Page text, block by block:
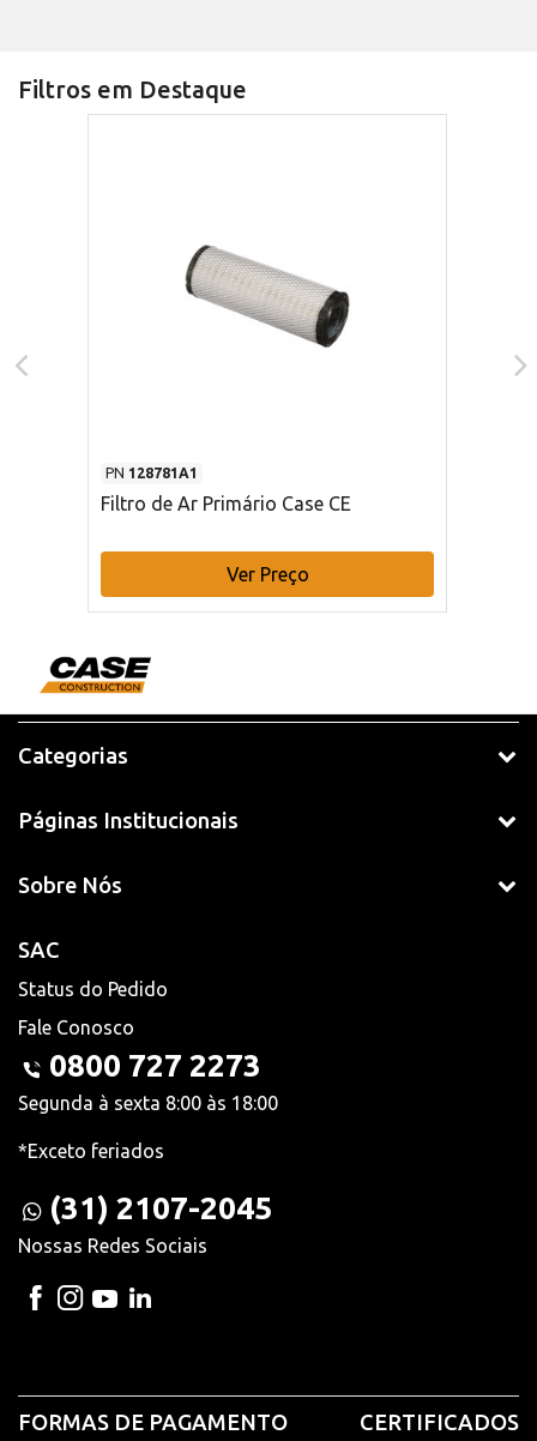
Filtros em Destaque
PN 128781A1
Filtro de Ar Primário Case CE
Ver Preço
Categorias
Páginas Institucionais
Sobre Nós
SAC
Status do Pedido
Fale Conosco
0800 727 2273
Segunda à sexta 8:00 às 18:00
*Exceto feriados
(31) 2107-2045
Nossas Redes Sociais
FORMAS DE PAGAMENTO CERTIFICADOS